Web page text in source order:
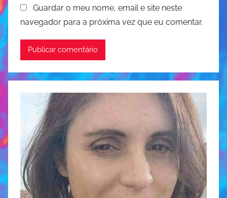
Guardar o meu nome, email e site neste
navegador para a próxima vez que eu comentar.